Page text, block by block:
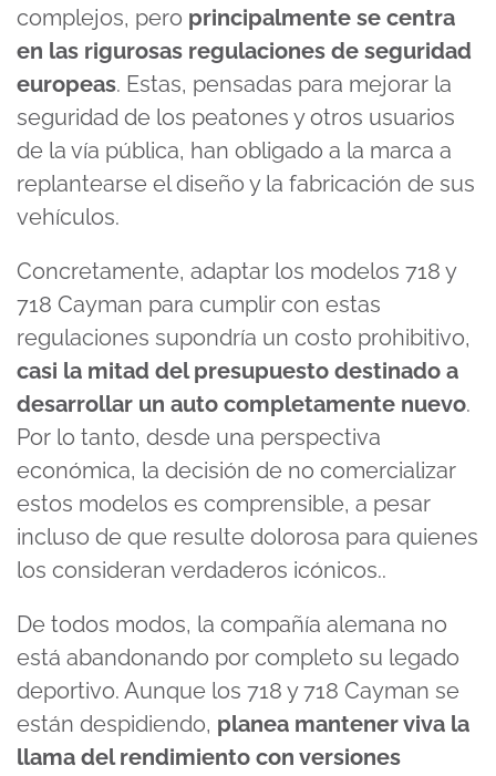
complejos, pero principalmente se centra
en las rigurosas regulaciones de seguridad
europeas. Estas, pensadas para mejorar la
seguridad de los peatones y otros usuarios
de la vía pública, han obligado a la marca a
replantearse el diseño y la fabricación de sus
vehículos.
Concretamente, adaptar los modelos 718 y
718 Cayman para cumplir con estas
regulaciones supondría un costo prohibitivo,
casi la mitad del presupuesto destinado a
desarrollar un auto completamente nuevo.
Por lo tanto, desde una perspectiva
económica, la decisión de no comercializar
estos modelos es comprensible, a pesar
incluso de que resulte dolorosa para quienes
los consideran verdaderos icónicos..
De todos modos, la compañía alemana no
está abandonando por completo su legado
deportivo. Aunque los 718 y 718 Cayman se
están despidiendo, planea mantener viva la
llama del rendimiento con versiones